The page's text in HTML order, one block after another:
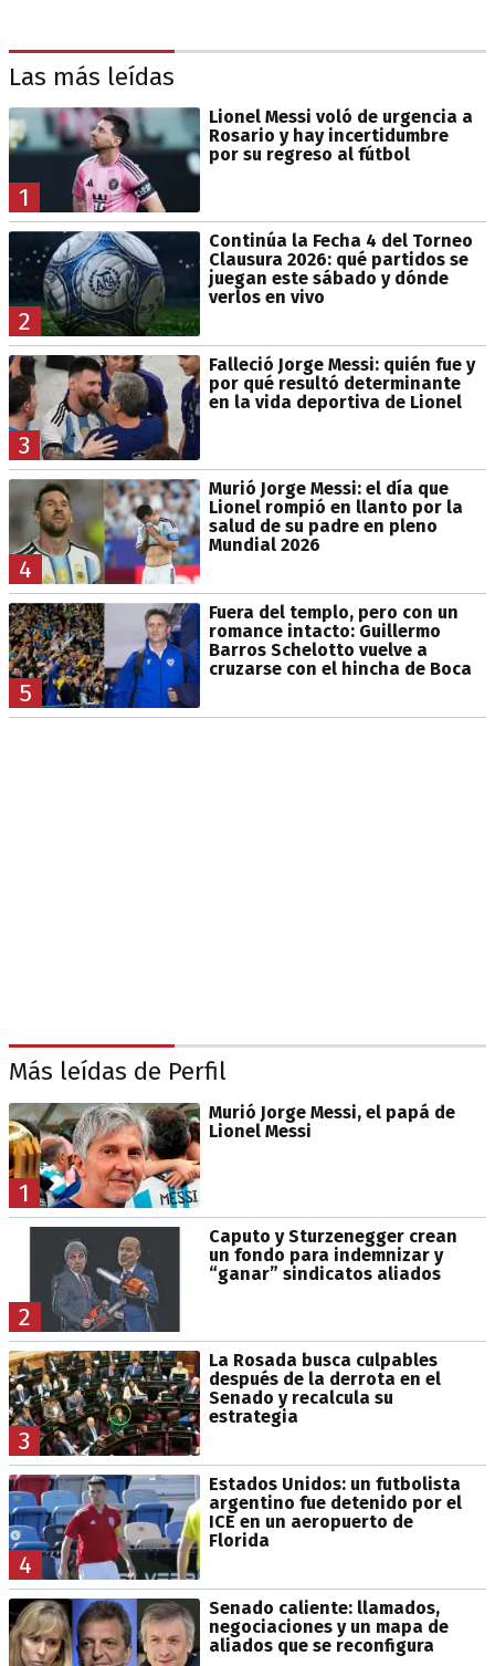
Las más leídas
1
Lionel Messi voló de urgencia a
Rosario y hay incertidumbre
por su regreso al fútbol
2
Continúa la Fecha 4 del Torneo
Clausura 2026: qué partidos se
juegan este sábado y dónde
verlos en vivo
3
Falleció Jorge Messi: quién fue y
por qué resultó determinante
en la vida deportiva de Lionel
4
Murió Jorge Messi: el día que
Lionel rompió en llanto por la
salud de su padre en pleno
Mundial 2026
5
Fuera del templo, pero con un
romance intacto: Guillermo
Barros Schelotto vuelve a
cruzarse con el hincha de Boca
Más leídas de Perfil
1
Murió Jorge Messi, el papá de
Lionel Messi
2
Caputo y Sturzenegger crean
un fondo para indemnizar y
“ganar” sindicatos aliados
3
La Rosada busca culpables
después de la derrota en el
Senado y recalcula su
estrategia
4
Estados Unidos: un futbolista
argentino fue detenido por el
ICE en un aeropuerto de
Florida
Senado caliente: llamados,
negociaciones y un mapa de
aliados que se reconfigura